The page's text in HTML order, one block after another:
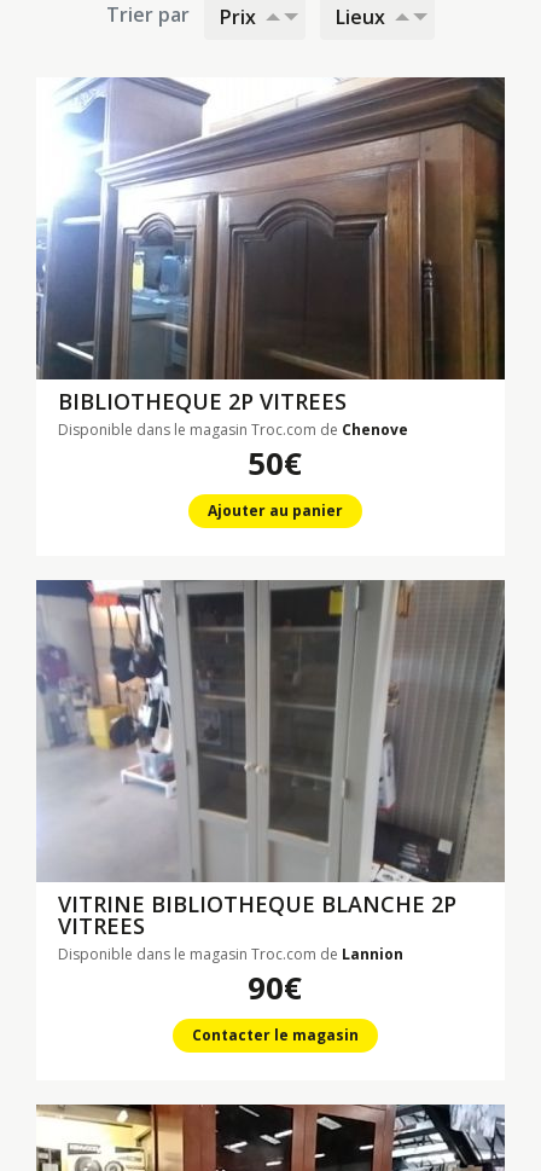
Trier par Prix Lieux
BIBLIOTHEQUE 2P VITREES
Disponible dans le magasin Troc.com de Chenove
50€
Ajouter au panier
VITRINE BIBLIOTHEQUE BLANCHE 2P
VITREES
Disponible dans le magasin Troc.com de Lannion
90€
Contacter le magasin